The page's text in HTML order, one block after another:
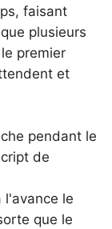
faisant
plusieurs
premier
et
pendant le
de
l'avance le
que le